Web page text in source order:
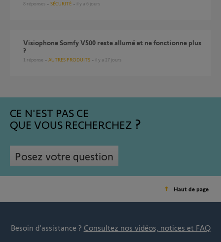
8 réponses SÉCURITÉ il y a 6 jours
Visiophone Somfy V500 reste allumé et ne fonctionne plus
?
1 réponse AUTRES PRODUITS il y a 27 jours
CE N'EST PAS CE
QUE VOUS RECHERCHEZ
Posez votre question
Haut de page
Besoin d’assistance ? Consultez nos vidéos, notices et FAQ